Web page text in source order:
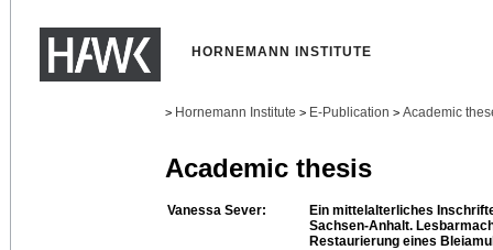
HORNEMANN INSTITUTE
> Hornemann Institute > E-Publication > Academic
Academic thesis
Vanessa Sever:
Ein mittelalterliches
Sachsen-Anhalt.
Restaurierung eines